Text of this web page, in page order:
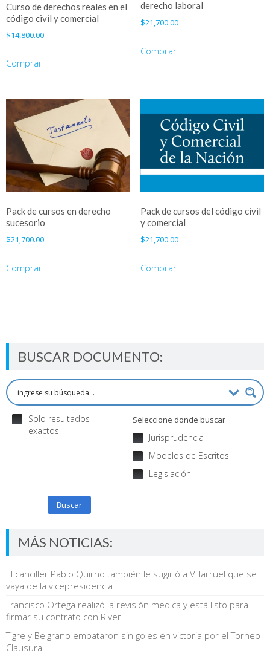
Curso de derechos reales en el
código civil y comercial
$14,800.00
Comprar
derecho laboral
$21,700.00
Comprar
Pack de cursos en derecho
sucesorio
$21,700.00
Comprar
Pack de cursos del código civil
y comercial
$21,700.00
Comprar
BUSCAR DOCUMENTO:
Solo resultados
exactos
Seleccione donde buscar
Jurisprudencia
Modelos de Escritos
Legislación
Buscar
MÁS NOTICIAS:
El canciller Pablo Quirno también le sugirió a Villarruel que se
vaya de la vicepresidencia
Francisco Ortega realizó la revisión medica y está listo para
firmar su contrato con River
Tigre y Belgrano empataron sin goles en victoria por el Torneo
Clausura